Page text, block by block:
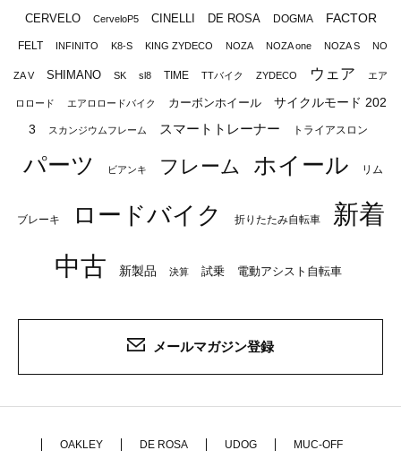
CERVELO CerveloP5 CINELLI DE ROSA DOGMA FACTOR
FELT INFINITO K8-S KING ZYDECO NOZA NOZA one NOZA S NO
ZA V SHIMANO SK sl8 TIME TTバイク ZYDECO ウェア エア
ロロード エアロロードバイク カーボンホイール
サイクルモード 202
3
スカンジウムフレーム スマートトレーナー トライアスロン
パーツ ビアンキ フレーム ホイール リム
ブレーキ ロードバイク 折りたたみ自転車
新着
中古
新製品 決算 試乗 電動アシスト自転車
メールマガジン登録
OAKLEY DE ROSA UDOG
MUC-OFF